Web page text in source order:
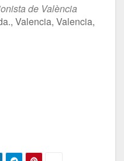
de València
Valencia, Valencia,